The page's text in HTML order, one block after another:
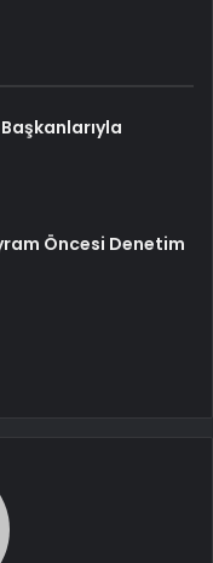
Öncesi Denetim